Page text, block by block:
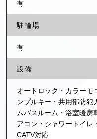
有
駐輪場
有
設備
オートロック・カラーモ
ンプルキー・共用部防犯
ムバスルーム・浴室暖房
アコン・シャワートイレ
CATV対応